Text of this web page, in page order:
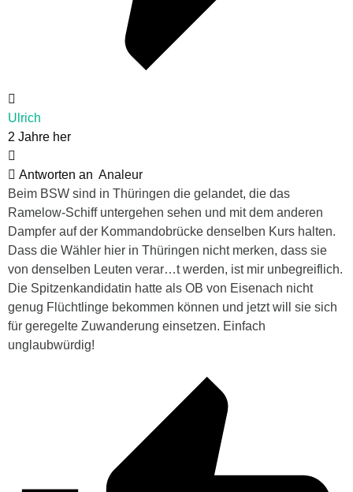
Ulrich
2 Jahre her
Antworten an Analeur
Beim BSW sind in Thüringen die gelandet, die das
Ramelow-Schiff untergehen sehen und mit dem anderen
Dampfer auf der Kommandobrücke denselben Kurs halten.
Dass die Wähler hier in Thüringen nicht merken, dass sie
von denselben Leuten verar…t werden, ist mir unbegreiflich.
Die Spitzenkandidatin hatte als OB von Eisenach nicht
genug Flüchtlinge bekommen können und jetzt will sie sich
für geregelte Zuwanderung einsetzen. Einfach
unglaubwürdig!